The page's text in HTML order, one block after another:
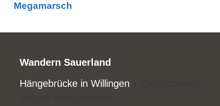
Megamarsch
Wandern Sauerland
Hängebrücke in Willingen